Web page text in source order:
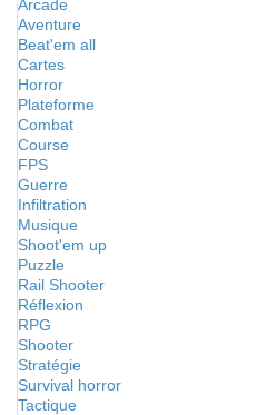
Arcade
Aventure
Beat'em all
Cartes
Horror
Plateforme
Combat
Course
FPS
Guerre
Infiltration
Musique
Shoot'em up
Puzzle
Rail Shooter
Réflexion
RPG
Shooter
Stratégie
Survival horror
Tactique